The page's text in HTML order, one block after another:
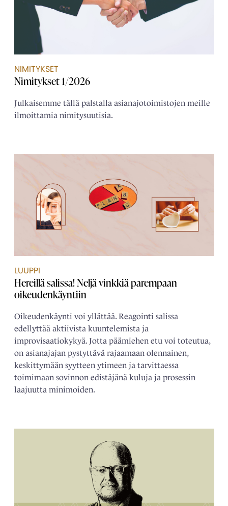
NIMITYKSET
Nimitykset 1/2026
Julkaisemme tällä palstalla asianajotoimistojen meille
ilmoittamia nimitysuutisia.
LUUPPI
Hereillä salissa! Neljä vinkkiä parempaan
oikeudenkäyntiin
Oikeudenkäynti voi yllättää. Reagointi salissa
edellyttää aktiivista kuuntelemista ja
improvisaatiokykyä. Jotta päämiehen etu voi toteutua,
on asianajajan pystyttävä rajaamaan olennainen,
keskittymään syytteen ytimeen ja tarvittaessa
toimimaan sovinnon edistäjänä kuluja ja prosessin
laajuutta minimoiden.